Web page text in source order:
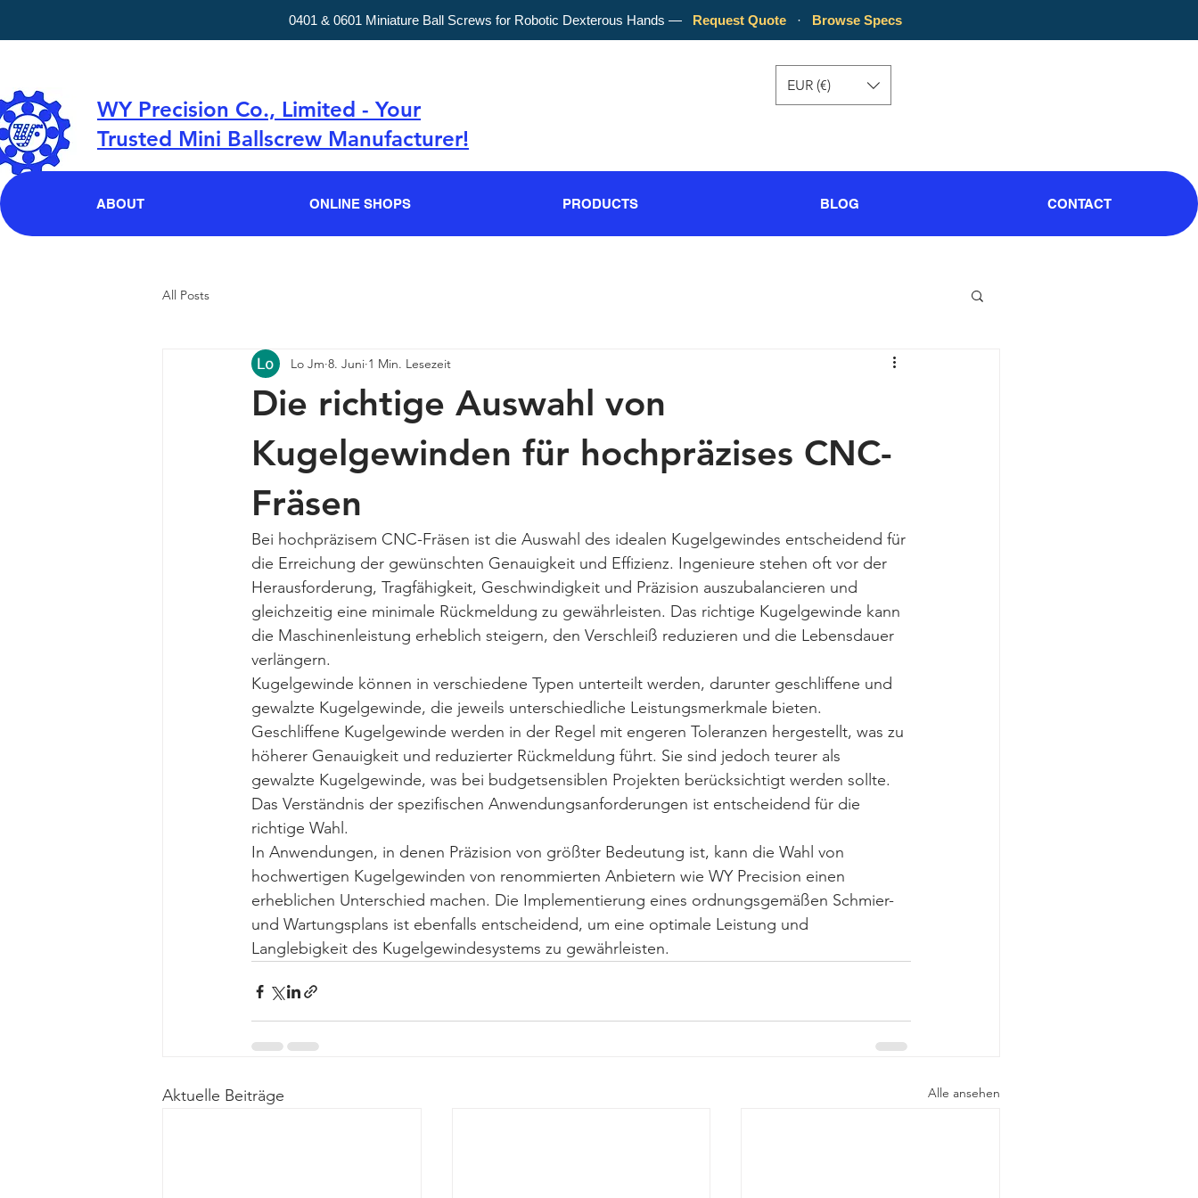
WY Precision Co., Limited - Your
Trusted Mini Ballscrew Manufacturer!
EUR (€)
ABOUT ONLINE SHOPS PRODUCTS BLOG CONTACT
All Posts
Die richtige Auswahl von
Kugelgewinden für hochpräzises CNC-
Fräsen
Lo Jm 8. Juni 1 Min. Lesezeit
Bei hochpräzisem CNC-Fräsen ist die Auswahl des idealen Kugelgewindes entscheidend für
die Erreichung der gewünschten Genauigkeit und Effizienz. Ingenieure stehen oft vor der
Herausforderung, Tragfähigkeit, Geschwindigkeit und Präzision auszubalancieren und
gleichzeitig eine minimale Rückmeldung zu gewährleisten. Das richtige Kugelgewinde kann
die Maschinenleistung erheblich steigern, den Verschleiß reduzieren und die Lebensdauer
verlängern.
Kugelgewinde können in verschiedene Typen unterteilt werden, darunter geschliffene und
gewalzte Kugelgewinde, die jeweils unterschiedliche Leistungsmerkmale bieten.
Geschliffene Kugelgewinde werden in der Regel mit engeren Toleranzen hergestellt, was zu
höherer Genauigkeit und reduzierter Rückmeldung führt. Sie sind jedoch teurer als
gewalzte Kugelgewinde, was bei budgetsensiblen Projekten berücksichtigt werden sollte.
Das Verständnis der spezifischen Anwendungsanforderungen ist entscheidend für die
richtige Wahl.
In Anwendungen, in denen Präzision von größter Bedeutung ist, kann die Wahl von
hochwertigen Kugelgewinden von renommierten Anbietern wie WY Precision einen
erheblichen Unterschied machen. Die Implementierung eines ordnungsgemäßen Schmier-
und Wartungsplans ist ebenfalls entscheidend, um eine optimale Leistung und
Langlebigkeit des Kugelgewindesystems zu gewährleisten.
Aktuelle Beiträge Alle ansehen
0401 & 0601 Miniature Ball Screws for Robotic Dexterous Hands — Request Quote · Browse Specs